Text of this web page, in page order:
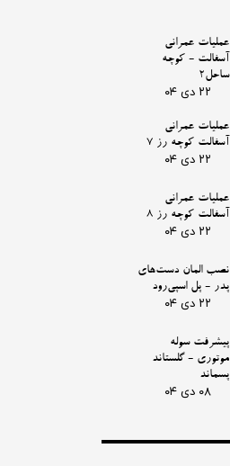
عملیات عمرانی
آسفالت - کوچه
ساحل2
۲۲ دی ۰۴
عملیات عمرانی
آسفالت کوچه رز 7
۲۲ دی ۰۴
عملیات عمرانی
آسفالت کوچه رز 8
۲۲ دی ۰۴
نصب المان دست‌های
پدر - پل اسپی‌رود
۲۲ دی ۰۴
پیشرفت سوله
موتوری - گلستاند
پسماند
۰۸ دی ۰۴